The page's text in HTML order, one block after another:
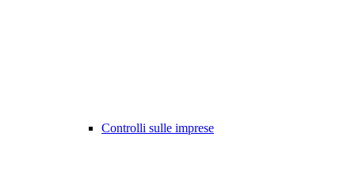
Controlli sulle imprese